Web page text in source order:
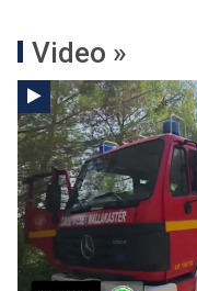
Video »